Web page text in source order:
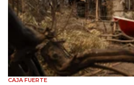
CAJA FUERTE